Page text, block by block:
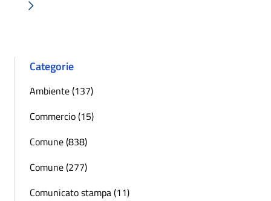
Successiva »
Categorie
Ambiente (137)
Commercio (15)
Comune (838)
Comune (277)
Comunicato stampa (11)